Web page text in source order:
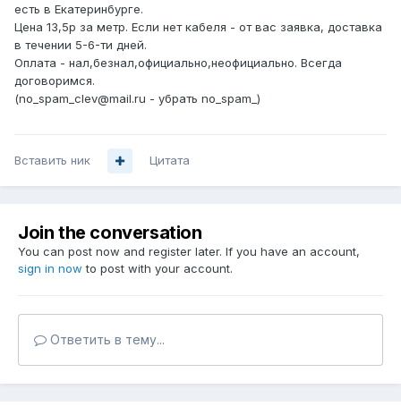
есть в Екатеринбурге.
Цена 13,5р за метр. Если нет кабеля - от вас заявка, доставка
в течении 5-6-ти дней.
Оплата - нал,безнал,официально,неофициально. Всегда
договоримся.
(no_spam_clev@mail.ru - убрать no_spam_)
Вставить ник Цитата
Join the conversation
You can post now and register later. If you have an account,
sign in now to post with your account.
Ответить в тему...